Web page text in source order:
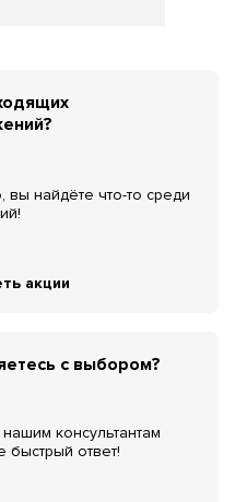
найдёте что-то среди
акции
с выбором?
консультантам
быстрый ответ!